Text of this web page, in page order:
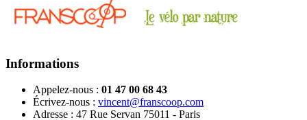
Informations
Appelez-nous : 01 47 00 68 43
Écrivez-nous : vincent@franscoop.com
Adresse : 47 Rue Servan 75011 - Paris